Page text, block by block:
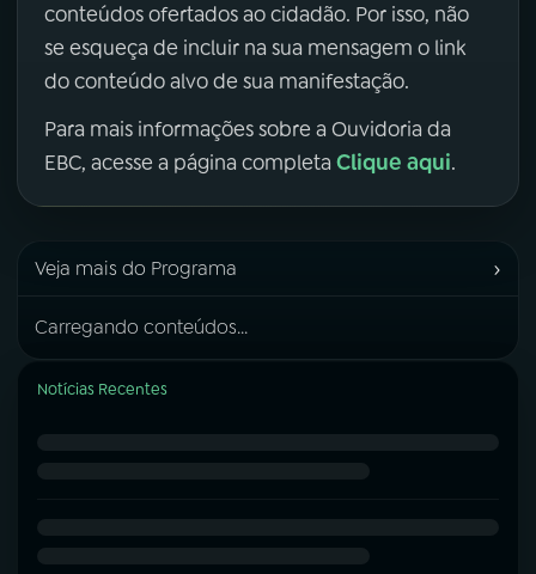
conteúdos ofertados ao cidadão. Por isso, não
se esqueça de incluir na sua mensagem o link
do conteúdo alvo de sua manifestação.
Para mais informações sobre a Ouvidoria da
EBC, acesse a página completa Clique aqui.
Veja mais do Programa ›
Carregando conteúdos...
Notícias Recentes